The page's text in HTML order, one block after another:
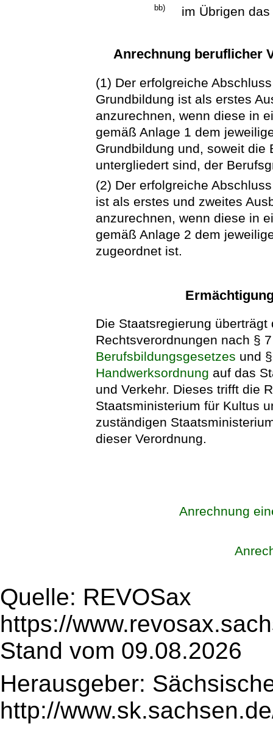
bb) im Übrigen
Anrechnung beruflicher
(1) Der erfolgreiche
Grundbildung ist als erstes
anzurechnen, wenn diese in
gemäß Anlage 1 dem
Grundbildung und, soweit die
untergliedert sind, der
(2) Der erfolgreiche
ist als erstes und zweites
anzurechnen, wenn diese in
gemäß Anlage 2 dem
zugeordnet ist.
Die Staatsregierung
Rechtsverordnungen nach §
Berufsbildungsgesetzes und
Handwerksordnung auf das
und Verkehr. Dieses trifft die
Staatsministerium für Kultus
zuständigen
dieser Verordnung.
Anrechnung
Quelle: REVOSax
https://
Stand vom 09.08.2026
Herausgeber:
http://